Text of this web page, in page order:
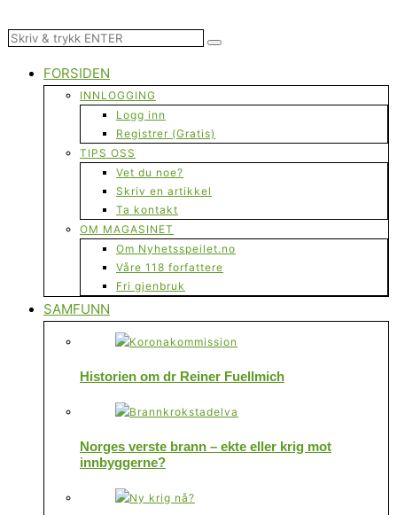
FORSIDEN
INNLOGGING
Logg inn
Registrer (Gratis)
TIPS OSS
Vet du noe?
Skriv en artikkel
Ta kontakt
OM MAGASINET
Om Nyhetsspeilet.no
Våre 118 forfattere
Fri gjenbruk
SAMFUNN
Historien om dr Reiner Fuellmich
Norges verste brann – ekte eller krig mot
innbyggerne?